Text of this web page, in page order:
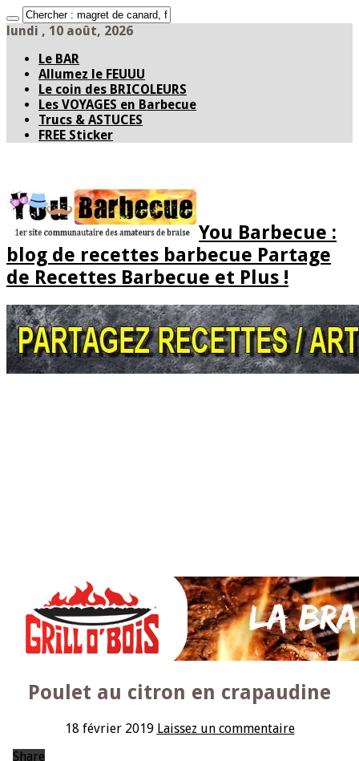
lundi , 10 août, 2026
Le BAR
Allumez le FEUUU
Le coin des BRICOLEURS
Les VOYAGES en Barbecue
Trucs & ASTUCES
FREE Sticker
You Barbecue :
blog de recettes barbecue Partage
de Recettes Barbecue et Plus !
Poulet au citron en crapaudine
18 février 2019 Laissez un commentaire
Share